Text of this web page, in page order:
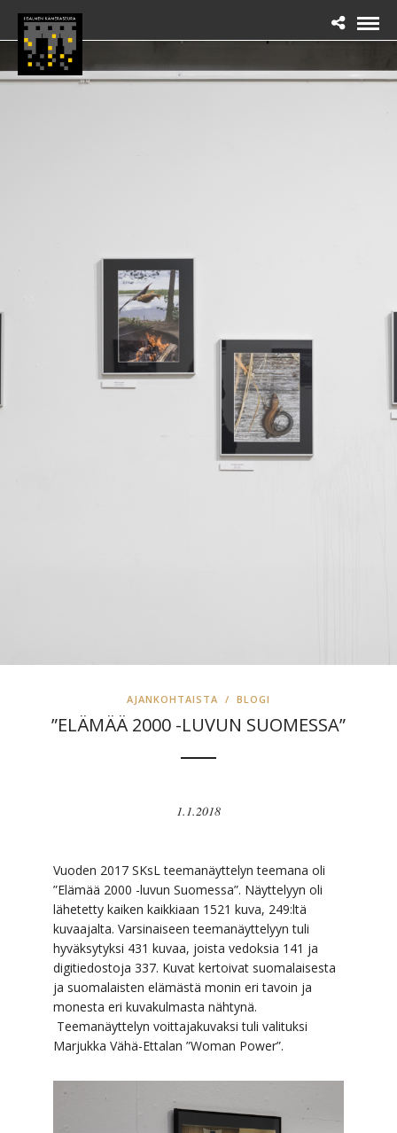
AJANKOHTAISTA / BLOGI
”ELÄMÄÄ 2000 -LUVUN SUOMESSA”
1.1.2018
Vuoden 2017 SKsL teemanäyttelyn teemana oli
”Elämää 2000 -luvun Suomessa”. Näyttelyyn oli
lähetetty kaiken kaikkiaan 1521 kuva, 249:ltä
kuvaajalta. Varsinaiseen teemanäyttelyyn tuli
hyväksytyksi 431 kuvaa, joista vedoksia 141 ja
digitiedostoja 337. Kuvat kertoivat suomalaisesta
ja suomalaisten elämästä monin eri tavoin ja
monesta eri kuvakulmasta nähtynä.
Teemanäyttelyn voittajakuvaksi tuli valituksi
Marjukka Vähä-Ettalan ”Woman Power”.